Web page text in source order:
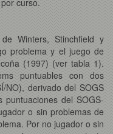
Winters, Stinchfield y
problema y el juego de
(1997) (ver tabla 1).
puntuables con dos
NO), derivado del SOGS
del SOGS-
o sin problemas de
Por no jugador o sin